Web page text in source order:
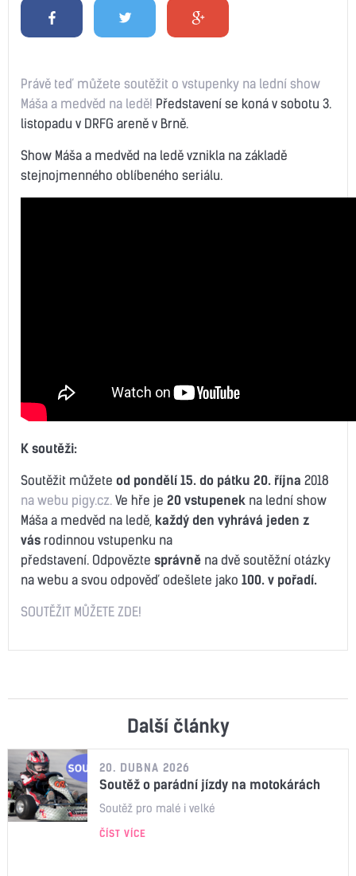
Právě teď můžete soutěžit o vstupenky na lední show
Máša a medvěd na ledě! Představení se koná v sobotu 3.
listopadu v DRFG areně v Brně.
Show Máša a medvěd na ledě vznikla na základě
stejnojmenného oblíbeného seriálu.
K soutěži:
Soutěžit můžete od pondělí 15. do pátku 20. října 2018
na webu pigy.cz. Ve hře je 20 vstupenek na lední show
Máša a medvěd na ledě, každý den vyhrává jeden z
vás rodinnou vstupenku na
představení. Odpovězte správně na dvě soutěžní otázky
na webu a svou odpověď odešlete jako 100. v pořadí.
SOUTĚŽIT MŮŽETE ZDE!
Další články
20. DUBNA 2026
Soutěž o parádní jízdy na motokárách
Soutěž pro malé i velké
ČÍST VÍCE